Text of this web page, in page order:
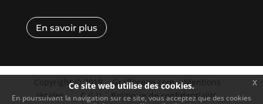
En savoir plus
Copyright © 2019| Graffocean.com | Mentions
légales | | C.G.V. |Politique de confidentialité
Ce site web utilise des cookies.
En poursuivant la navigation sur ce site, vous acceptez que des cookies
x